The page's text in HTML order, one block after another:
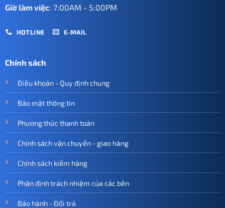
Giờ làm việc: 7:00AM - 5:00PM
HOTLINE E-MAIL
Chính sách
Điều khoản - Quy định chung
Bảo mật thông tin
Phương thức thanh toán
Chính sách vận chuyển - giao hàng
Chính sách kiểm hàng
Phân định trách nhiệm của các bên
Bảo hành - Đổi trả